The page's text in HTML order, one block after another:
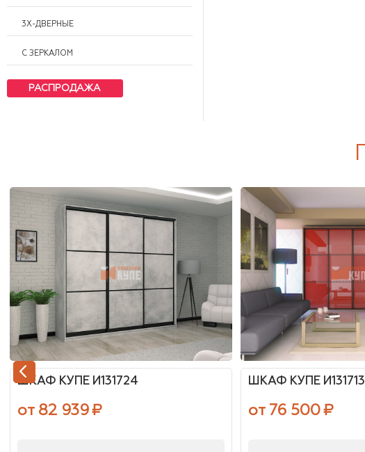
3Х-ДВЕРНЫЕ
С ЗЕРКАЛОМ
РАСПРОДАЖА
ШКАФ КУПЕ И131724
от 82 939₽
ШКАФ КУПЕ И131713
от 76 500₽